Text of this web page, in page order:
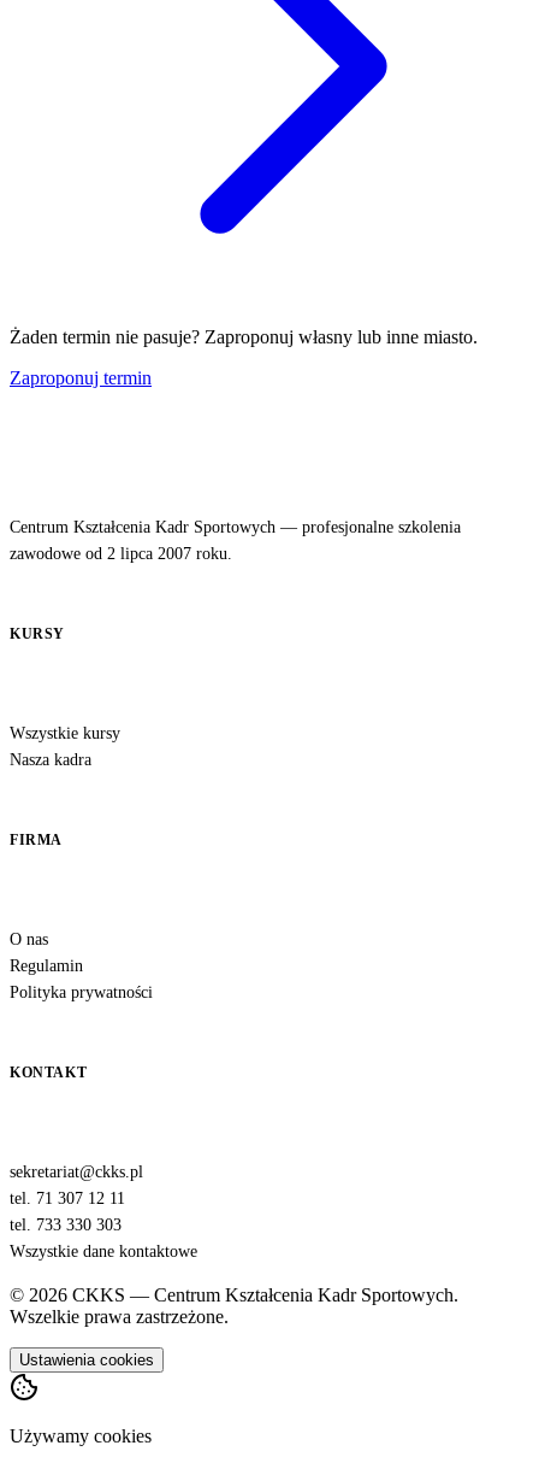
Żaden termin nie pasuje? Zaproponuj własny lub inne miasto.
Zaproponuj termin
Centrum Kształcenia Kadr Sportowych — profesjonalne szkolenia
zawodowe od 2 lipca 2007 roku.
KURSY
Wszystkie kursy
Nasza kadra
FIRMA
O nas
Regulamin
Polityka prywatności
KONTAKT
sekretariat@ckks.pl
tel. 71 307 12 11
tel. 733 330 303
Wszystkie dane kontaktowe
© 2026 CKKS — Centrum Kształcenia Kadr Sportowych.
Wszelkie prawa zastrzeżone.
Ustawienia cookies
Używamy cookies